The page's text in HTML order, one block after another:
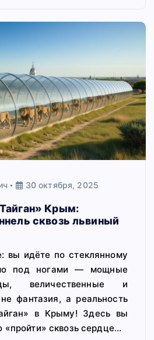
30 октября, 2025
Крым:
сквозь львиный
вы идёте по стеклянному
под ногами — мощные
величественные и
фантазия, а реальность
в Крыму! Здесь вы
«пройти» сквозь сердце…